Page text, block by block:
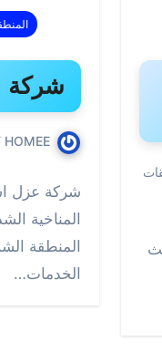
شركة
HOMEE
شركة عزل
المناخية
المنطقة
الخدمات…